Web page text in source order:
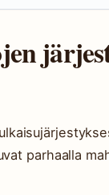
parhaalla